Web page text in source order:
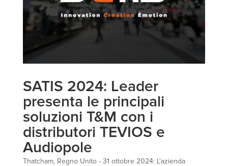
SATIS 2024: Leader
presenta le principali
soluzioni T&M con i
distributori TEVIOS e
Audiopole
Thatcham, Regno Unito - 31 ottobre 2024: L'azienda